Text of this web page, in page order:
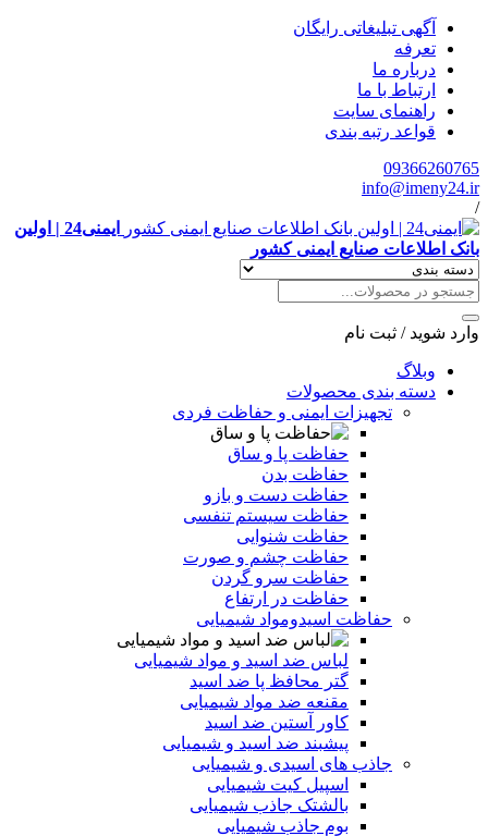
آگهی تبلیغاتی رایگان
تعرفه
درباره ما
ارتباط با ما
راهنمای سایت
قواعد رتبه بندی
09366260765
info@imeny24.ir
/
ایمنی24 | اولین
بانک اطلاعات صنایع ایمنی کشور
وارد شوید / ثبت نام
وبلاگ
دسته بندی محصولات
تجهیزات ایمنی و حفاظت فردی
حفاظت پا و ساق
حفاظت بدن
حفاظت دست و بازو
حفاظت سیستم تنفسی
حفاظت شنوایی
حفاظت چشم و صورت
حفاظت سرو گردن
حفاظت در ارتفاع
حفاظت اسیدومواد شیمیایی
لباس ضد اسید و مواد شیمیایی
گتر محافظ پا ضد اسید
مقنعه ضد مواد شیمیایی
کاور آستین ضد اسید
پیشبند ضد اسید و شیمیایی
جاذب های اسیدی و شیمیایی
اسپیل کیت شیمیایی
بالشتک جاذب شیمیایی
بوم جاذب شیمیایی